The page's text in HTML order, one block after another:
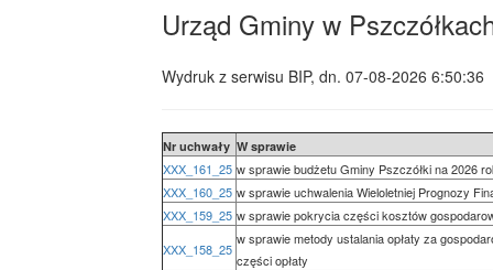
Urząd Gminy w
Wydruk z serwisu BIP, dn. 07-08-2026 6:50:36
Nr uchwały W sprawie
XXX_161_25 w sprawie budżetu Gminy Pszczółki na 2026
XXX_160_25 w sprawie uchwalenia Wieloletniej Prognozy
XXX_159_25 w sprawie pokrycia części kosztów
XXX_158_25
w sprawie metody ustalania opłaty za
części opłaty